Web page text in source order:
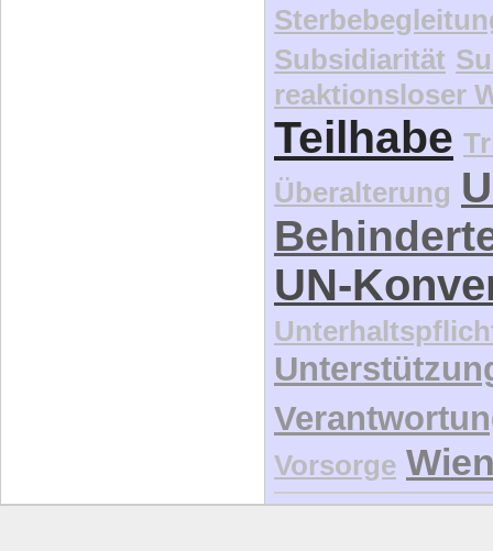
Subsidiarität
reaktionsloser
Teilhabe
Überalterung
UN-
Vorsorge